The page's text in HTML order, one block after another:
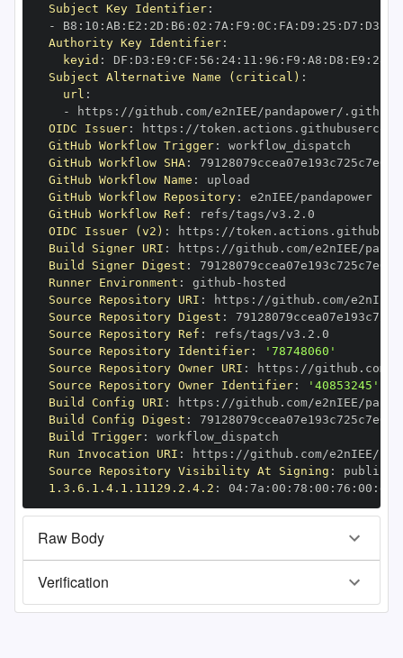
Subject Key Identifier:
-
B8 : 10 : AB: E2 : 2D : B6 : 02 : 7A : F9 : 0C : FA : D9 : 25 : D7 : D3
Authority Key Identifier:
keyid : DF : D3 : E9 : CF : 56 : 24: 11 : 96 : F9 : A8 : D8 : E9 : 28
Subject Alternative Name (critical) :
url :
-
https :
OIDC Issuer: https :
GitHub Workflow Trigger:
GitHub Workflow SHA:
GitHub Workflow Name :
GitHub Workflow Repository:
e2nIEE/pandapower
GitHub Workflow Ref :
OIDC Issuer (v2) : https :
Build Signer URI : https :
Build Signer Digest :
Runner Environment : github -
Source Repository URI : https :
Source Repository Digest :
Source Repository Ref :
Source Repository Identifier:
'78748060'
Source Repository Owner URI : https :
Source Repository Owner Identifier:
'40853245'
Build Config URI : https :
Build Config Digest :
Build Trigger:
Run Invocation URI : https :
Source Repository Visibility At Signing :
1.3.6.1.4.1.11129.2.4.2 : 04: 7a : 00 : 78 : 00 : 76 : 00 : dd
Raw Body
Verification